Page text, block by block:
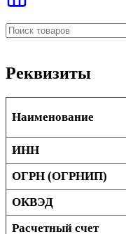
Реквизиты
Наименование
ИНН
ОГРН (ОГРНИП)
ОКВЭД
Расчетный счет